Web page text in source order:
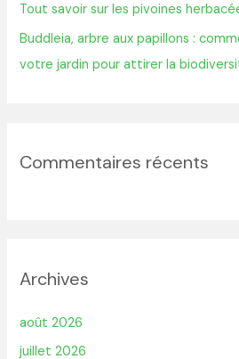
Tout savoir sur les pivoines
Buddleia, arbre aux papillons :
votre jardin pour attirer la
Commentaires récents
Archives
août 2026
juillet 2026